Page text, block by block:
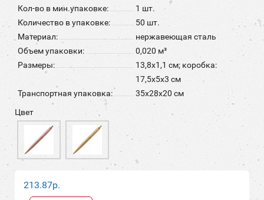
Кол-во в мин.упаковке:
1 шт.
Количество в упаковке:
50 шт.
Материал:
нержавеющая сталь
Объем упаковки:
0,020 м³
Размеры:
13,8х1,1 см; коробка:
17,5х5х3 см
Транспортная упаковка:
35x28x20 см
Цвет
213.87р.